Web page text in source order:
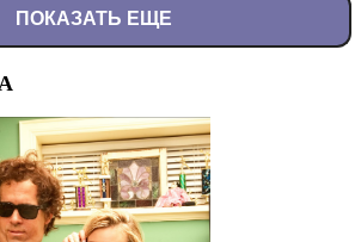
ПОКАЗАТЬ ЕЩЕ